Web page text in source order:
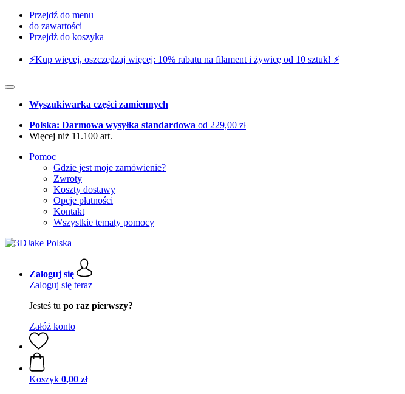
Przejdź do menu
do zawartości
Przejdź do koszyka
⚡️Kup więcej, oszczędzaj więcej: 10% rabatu na filament i żywicę od 10 sztuk! ⚡️
Wyszukiwarka części zamiennych
Polska: Darmowa wysyłka standardowa od 229,00 zł
Więcej niż 11.100 art.
Pomoc
Gdzie jest moje zamówienie?
Zwroty
Koszty dostawy
Opcje płatności
Kontakt
Wszystkie tematy pomocy
Zaloguj się
Zaloguj się teraz
Jesteś tu po raz pierwszy?
Załóż konto
Koszyk 0,00 zł